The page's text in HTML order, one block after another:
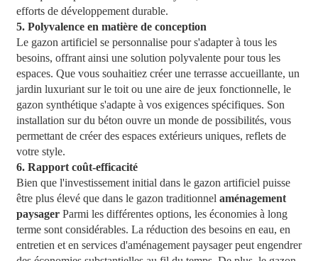
efforts de développement durable.
5. Polyvalence en matière de conception
Le gazon artificiel se personnalise pour s'adapter à tous les
besoins, offrant ainsi une solution polyvalente pour tous les
espaces. Que vous souhaitiez créer une terrasse accueillante, un
jardin luxuriant sur le toit ou une aire de jeux fonctionnelle, le
gazon synthétique s'adapte à vos exigences spécifiques. Son
installation sur du béton ouvre un monde de possibilités, vous
permettant de créer des espaces extérieurs uniques, reflets de
votre style.
6. Rapport coût-efficacité
Bien que l'investissement initial dans le gazon artificiel puisse
être plus élevé que dans le gazon traditionnel aménagement
paysagerParmi les différentes options, les économies à long
terme sont considérables. La réduction des besoins en eau, en
entretien et en services d'aménagement paysager peut engendrer